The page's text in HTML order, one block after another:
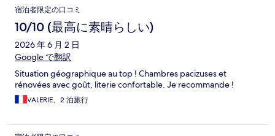
宿泊者限定の口コミ
10/10 (最高に素晴らしい)
2026 年 6 月 2 日
Google で翻訳
Situation géographique au top ! Chambres pacizuses et
rénovées avec goût, literie confortable. Je recommande !
VALERIE、2 泊旅行